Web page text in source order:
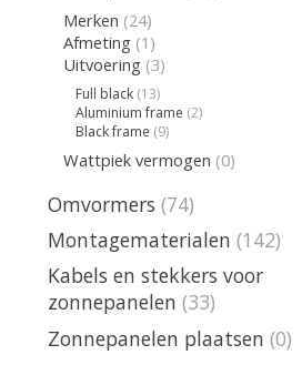
Merken (24)
Afmeting (1)
Uitvoering (3)
Full black (13)
Aluminium frame (2)
Black frame (9)
Wattpiek vermogen (0)
Omvormers (74)
Montagematerialen (142)
Kabels en stekkers voor
zonnepanelen (33)
Zonnepanelen plaatsen (0)